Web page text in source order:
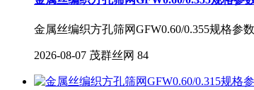
金属丝编织方孔筛网GFW0.60/0.355规格参
2026-08-07 茂群丝网 84